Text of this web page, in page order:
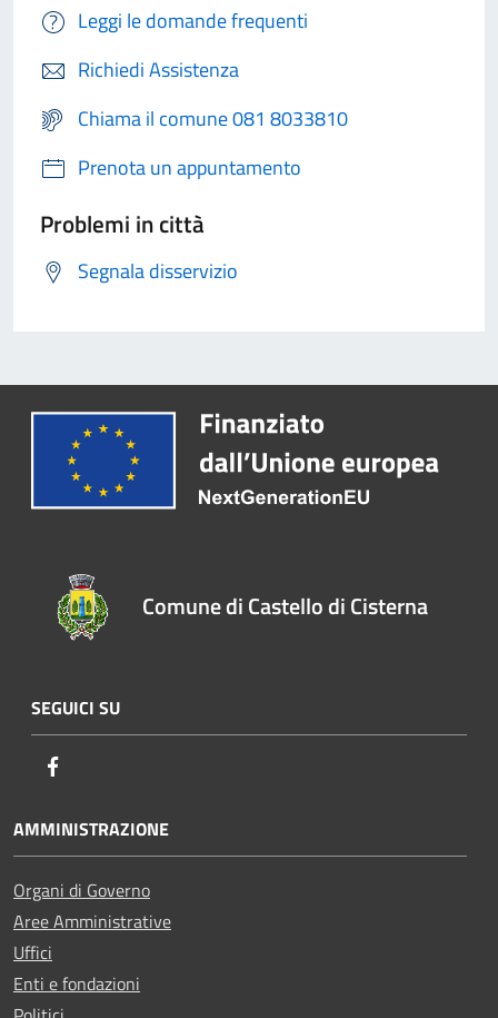
Leggi le domande frequenti
Richiedi Assistenza
Chiama il comune 081 8033810
Prenota un appuntamento
Problemi in città
Segnala disservizio
Comune di Castello di Cisterna
SEGUICI SU
AMMINISTRAZIONE
Organi di Governo
Aree Amministrative
Uffici
Enti e fondazioni